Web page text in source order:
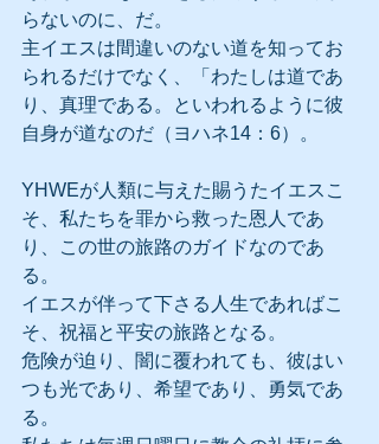
らないのに、だ。
主イエスは間違いのない道を知ってお
られるだけでなく、「わたしは道であ
り、真理である。といわれるように彼
自身が道なのだ（ヨハネ14：6）。
YHWEが人類に与えた賜うたイエスこ
そ、私たちを罪から救った恩人であ
り、この世の旅路のガイドなのであ
る。
イエスが伴って下さる人生であればこ
そ、祝福と平安の旅路となる。
危険が迫り、闇に覆われても、彼はい
つも光であり、希望であり、勇気であ
る。